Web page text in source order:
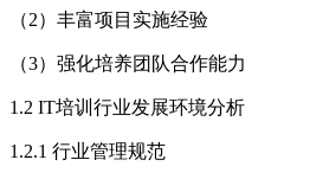
（2）丰富项目实施经验
（3）强化培养团队合作能力
1.2 IT培训行业发展环境分析
1.2.1 行业管理规范